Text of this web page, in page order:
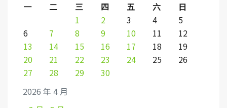
2026 年 4 月
一 二 三 四 五 六
日
1
2 3 4
5
6
7 8 9 10 11
12
13
14 15 16 17 18
19
20
21 22 23 24 25
26
27
28 29 30